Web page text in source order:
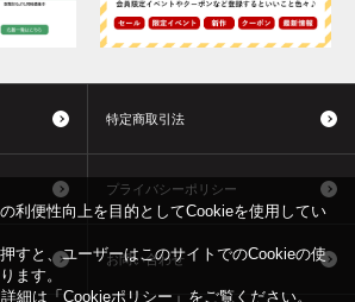
特定商取引法
プライバシーポリシー
お問い合わせ
利便性向上を目的としてCookieを使用してい
すと、ユーザーはこのサイトでのCookieの使
ます。
細は「 Cookieポリシー 」をご覧ください。